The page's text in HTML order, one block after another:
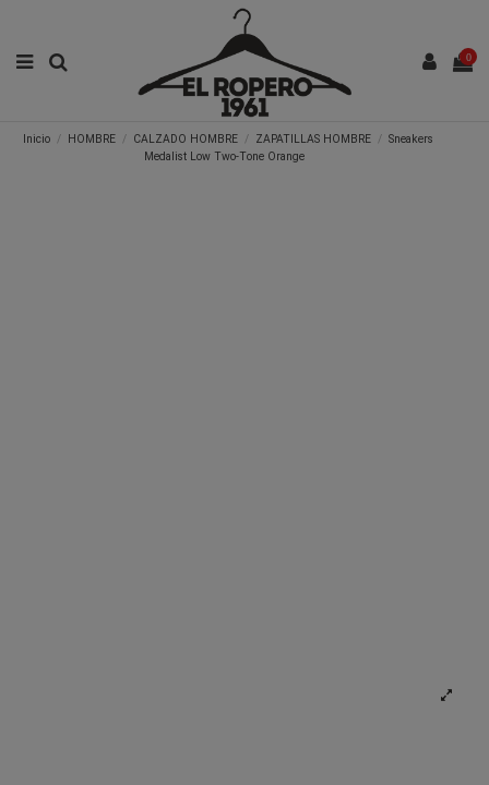
0
Inicio HOMBRE CALZADO HOMBRE ZAPATILLAS HOMBRE
Sneakers
Medalist Low Two-Tone Orange